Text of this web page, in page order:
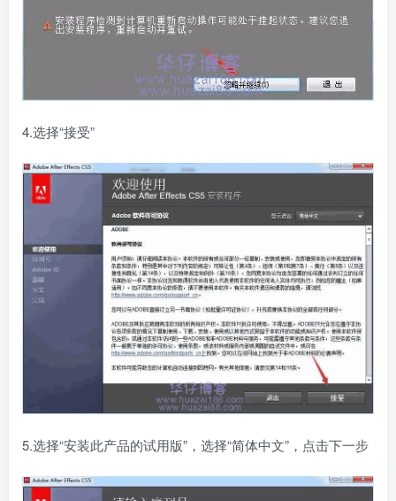
4.选择“接受”
5.选择“安装此产品的试用版”，选择“简体中文”，点击下一步